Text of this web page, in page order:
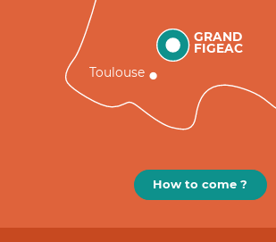
GRAND
FIGEAC
Toulouse
How to come ?